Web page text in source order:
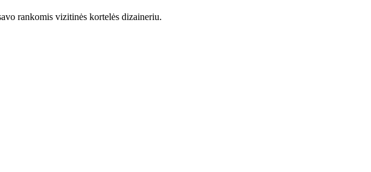
rankomis vizitinės kortelės dizaineriu.